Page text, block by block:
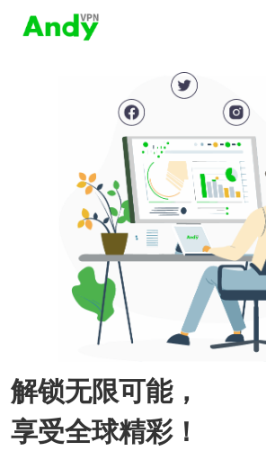
解锁无限可能，
享受全球精彩！